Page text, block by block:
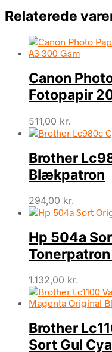
Relaterede
Canon
Fotopapir
511,00 kr.
Brother
Blækpatron
294,00 kr.
Hp 504a
1.132,00 kr.
Brother
Sort Gul